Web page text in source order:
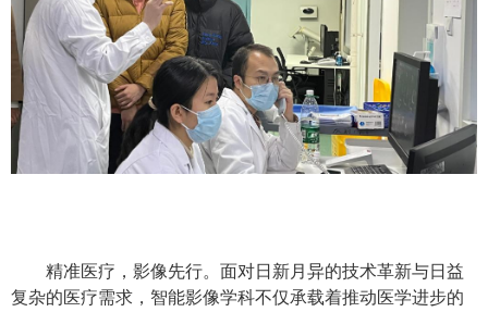
精准医疗，影像先行。面对日新月异的技术革新与日益
复杂的医疗需求，智能影像学科不仅承载着推动医学进步的